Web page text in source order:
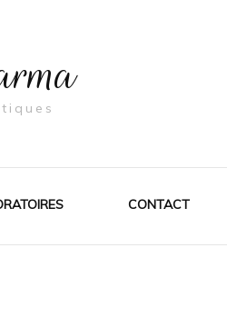
CONTACT